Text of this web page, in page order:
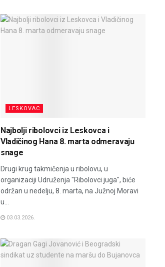
LESKOVAC
Najbolji ribolovci iz Leskovca i
Vladičinog Hana 8. marta odmeravaju
snage
Drugi krug takmičenja u ribolovu, u
organizaciji Udruženja "Ribolovci juga", biće
održan u nedelju, 8. marta, na Južnoj Moravi
u...
03.03.2026.